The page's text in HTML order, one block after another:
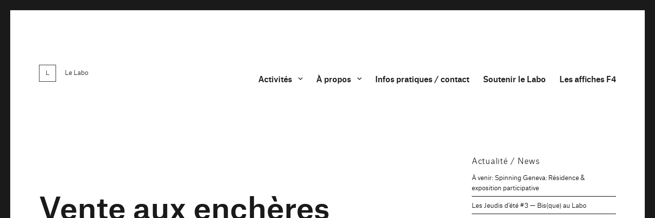
Le Labo
Activités À propos Infos pratiques / contact Soutenir le Labo Les affiches F4
Vente aux enchères
Actualité / News
À venir: Spinning Geneva: Résidence &
exposition participative
Les Jeudis d’été #3 — Bis(que) au Labo